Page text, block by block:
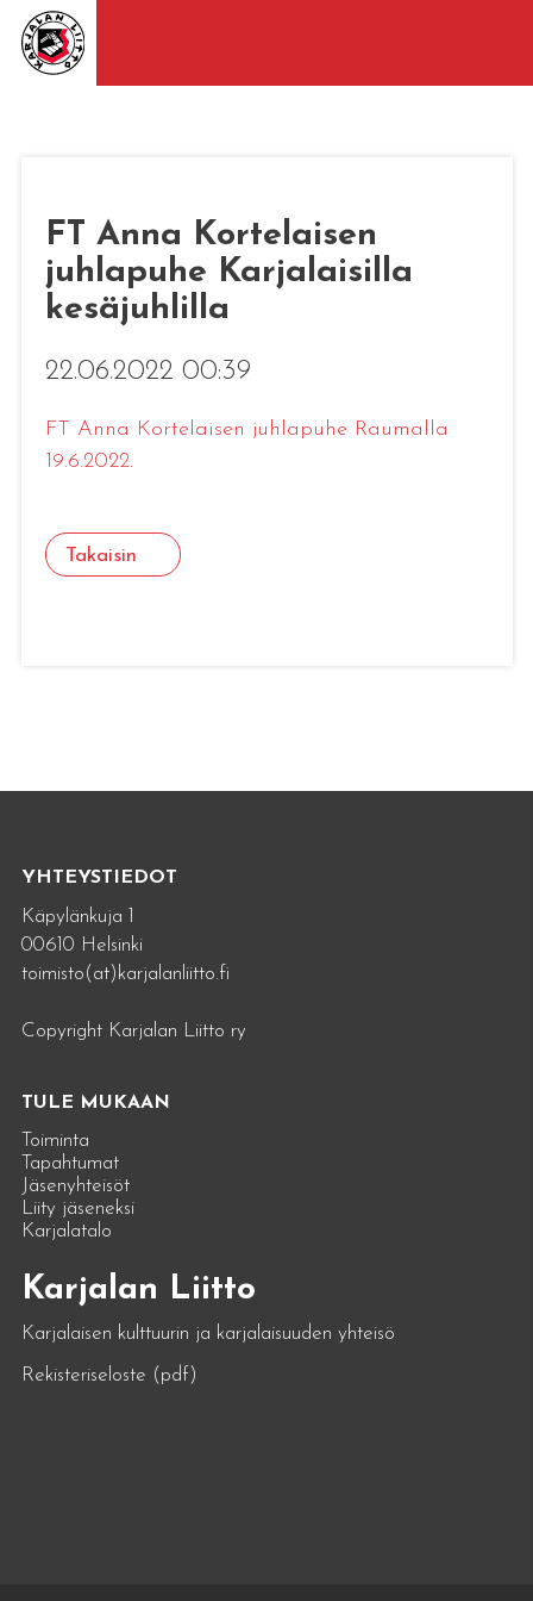
FT Anna Kortelaisen
juhlapuhe Karjalaisilla
kesäjuhlilla
22.06.2022 00:39
FT Anna Kortelaisen juhlapuhe Raumalla
19.6.2022.
Takaisin
YHTEYSTIEDOT
Käpylänkuja 1
00610 Helsinki
toimisto(at)karjalanliitto.fi
Copyright Karjalan Liitto ry
TULE MUKAAN
Toiminta
Tapahtumat
Jäsenyhteisöt
Liity jäseneksi
Karjalatalo
Karjalan Liitto
Karjalaisen kulttuurin ja karjalaisuuden yhteisö
Rekisteriseloste (pdf)